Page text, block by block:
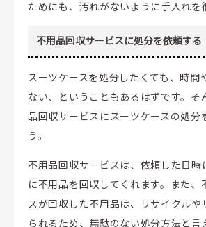
ためにも、汚れがないように手入れを
不用品回収サービスに処分を依頼する
スーツケースを処分したくても、時間
ない、ということもあるはずです。そ
品回収サービスにスーツケースの処分
う。
不用品回収サービスは、依頼した日時
に不用品を回収してくれます。また、
スが回収した不用品は、リサイクルや
られるため、無駄のない処分方法と言